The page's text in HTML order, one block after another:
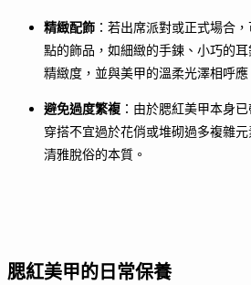
精緻配飾 ：若出席派對或正式場合
點的飾品，如細緻的手鍊、小巧的
精緻度，並與美甲的溫柔光澤相呼應
避免過度繁複 ：由於腮紅美甲本身
穿搭不宜過於花俏或堆砌過多複雜
清雅脫俗的本質。
腮紅美甲的日常保養